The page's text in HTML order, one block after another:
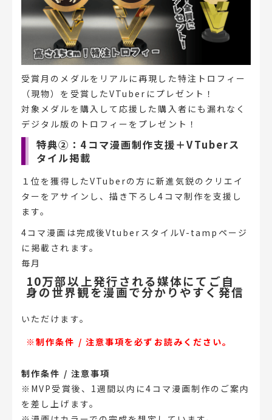
受賞月のメダルをリアルに再現した特注トロフィー
（現物）を受賞したVTuberにプレゼント！
対象メダルを購入して応援した購入者にも漏れなく
デジタル版のトロフィーをプレゼント！
特典②：4コマ漫画制作支援＋VTuberス
タイル掲載
１位を獲得したVTuberの方に新進気鋭のクリエイ
ターをアサインし、描き下ろし4コマ制作を支援し
ます。
4コマ漫画は完成後VtuberスタイルV-tampページ
に掲載されます。
毎月
10万部以上発行される媒体にてご自
身の世界観を漫画で分かりやすく発信
いただけます。
※制作条件 / 注意事項を必ずお読みください。
制作条件 / 注意事項
※MVP受賞後、1週間以内に4コマ漫画制作のご案内
を差し上げます。